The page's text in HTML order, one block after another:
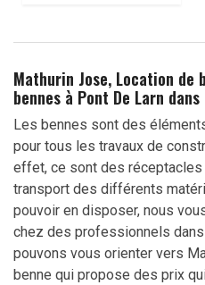
Mathurin Jose, Location de
bennes à Pont De Larn dans
Les bennes sont des
pour tous les travaux de
effet, ce sont des
transport des différents
pouvoir en disposer, nous
chez des professionnels
pouvons vous orienter vers
benne qui propose des prix